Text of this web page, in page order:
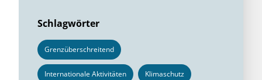
Schlagwörter
Grenzüberschreitend
Internationale Aktivitäten Klimaschutz